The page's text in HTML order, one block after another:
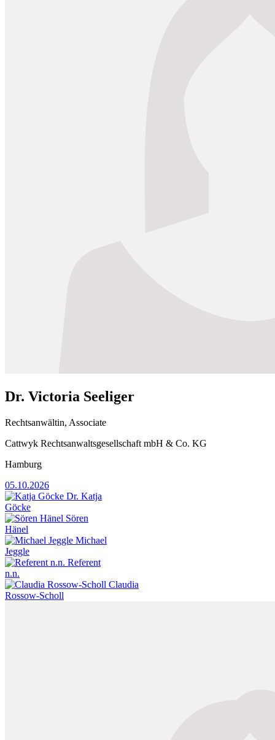
Dr. Victoria Seeliger
Rechtsanwältin, Associate
Cattwyk Rechtsanwaltsgesellschaft mbH & Co. KG
Hamburg
05.10.2026
Dr. Katja
Göcke
Sören
Hänel
Michael
Jeggle
Referent
n.n.
Claudia
Rossow-Scholl